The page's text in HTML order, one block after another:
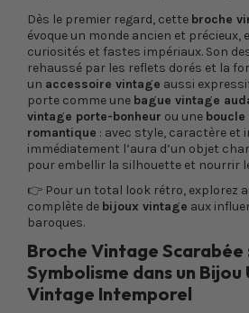
Dès le premier regard, cette broche
évoque un monde ancien et précieux,
curiosités et fastes impériaux. Son
rehaussé par les reflets dorés et la
un accessoire vintage aussi
porte comme une bague vintage
vintage porte-bonheur ou une boucle
romantique : avec style, caractère et
immédiatement l’aura d’un objet
pour embellir la silhouette et nourrir
👉 Pour un total look rétro, explorez
complète de bijoux vintage aux
baroques.
Broche Vintage Scarabée
Symbolisme dans un Bijou
Vintage Intemporel